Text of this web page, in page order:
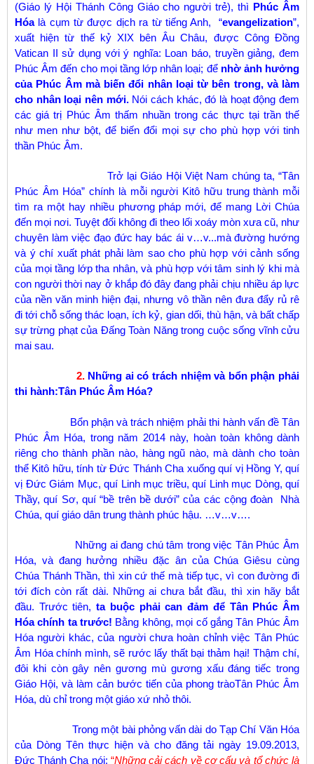
(Giáo lý Hội Thánh Công Giáo cho người trẻ), thì Phúc Âm
Hóalà cụm từ được dịch ra từ tiếng Anh, “evangelization”,
xuất hiện từ thế kỷ XIX bên Âu Châu, được Công Đồng
Vatican II sử dụng với ý nghĩa: Loan báo, truyền giảng, đem
Phúc Âm đến cho mọi tầng lớp nhân loại; để nhờ ảnh hưởng
của Phúc Âm mà biến đổi nhân loại từ bên trong, và làm
cho nhân loại nên mới.Nói cách khác, đó là hoạt động đem
các giá trị Phúc Âm thấm nhuần trong các thực tại trần thế
như men như bột, để biến đổi mọi sự cho phù hợp với tinh
thần Phúc Âm.
Trở lại Giáo Hội Việt Nam chúng ta, “Tân
Phúc Âm Hóa” chính là mỗi người Kitô hữu trung thành mỗi
tìm ra một hay nhiều phương pháp mới, để mang Lời Chúa
đến mọi nơi. Tuyệt đối không đi theo lối xoáy mòn xưa cũ, như
chuyên làm việc đạo đức hay bác ái v…v...mà đường hướng
và ý chí xuất phát phải làm sao cho phù hợp với cảnh sống
của mọi tầng lớp tha nhân, và phù hợp với tâm sinh lý khi mà
con người thời nay ở khắp đó đây đang phải chịu nhiều áp lực
của nền văn minh hiện đại, nhưng vô thần nên đưa đẩy rủ rê
đi tới chỗ sống thác loạn, ích kỷ, gian dối, thù hận, và bất chấp
sự trừng phạt của Đấng Toàn Năng trong cuộc sống vĩnh cửu
mai sau.
2. Những ai có trách nhiệm và bổn phận phải
thi hành:Tân Phúc Âm Hóa?
Bổn phận và trách nhiệm phải thi hành vấn đề Tân
Phúc Âm Hóa, trong năm 2014 này, hoàn toàn không dành
riêng cho thành phần nào, hàng ngũ nào, mà dành cho toàn
thể Kitô hữu, tính từ Đức Thánh Cha xuống quí vị Hồng Y, quí
vị Đức Giám Mục, quí Linh mục triều, quí Linh mục Dòng, quí
Thầy, quí Sơ, quí “bề trên bề dưới” của các cộng đoàn Nhà
Chúa, quí giáo dân trung thành phúc hậu. …v…v….
Những ai đang chú tâm trong việc Tân Phúc Âm
Hóa, và đang hưởng nhiều đặc ân của Chúa Giêsu cùng
Chúa Thánh Thần, thì xin cứ thế mà tiếp tục, vì con đường đi
tới đích còn rất dài. Những ai chưa bắt đầu, thì xin hãy bắt
đầu. Trước tiên,ta buộc phải can đảm để Tân Phúc Âm
Hóa chính ta trước! Bằng không, mọi cố gắng Tân Phúc Âm
Hóa người khác, của người chưa hoàn chỉnh việc Tân Phúc
Âm Hóa chính mình, sẽ rước lấy thất bại thảm hại! Thậm chí,
đôi khi còn gây nên gương mù gương xấu đáng tiếc trong
Giáo Hội, và làm cản bước tiến của phong tràoTân Phúc Âm
Hóa, dù chỉ trong một giáo xứ nhỏ thôi.
Trong một bài phỏng vấn dài do Tạp Chí Văn Hóa
của Dòng Tên thực hiện và cho đăng tải ngày 19.09.2013,
Đức Thánh Cha nói: “Những cải cách về cơ cấu và tổ chức là